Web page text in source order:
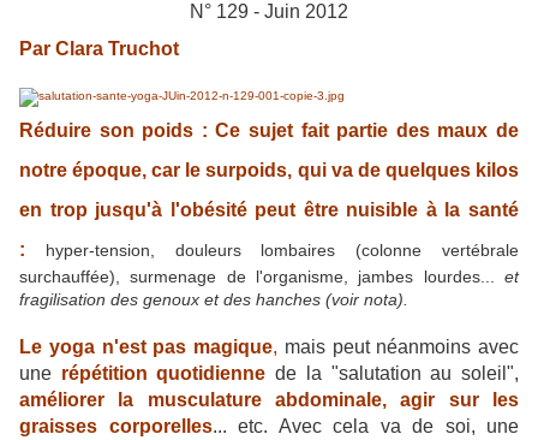
N° 129 - Juin 2012
Par Clara Truchot
Réduire son poids :Ce sujet fait partie des maux de
notre époque, car le surpoids, qui va de quelques kilos
en trop jusqu'à l'obésité peut être nuisible à la santé
:
hyper-tension, douleurs lombaires (colonne vertébrale
surchauffée), surmenage de l'organisme, jambes lourdes... et
fragilisation des genoux et des hanches (voir nota).
Le yoga n'est pas magique, mais peut néanmoins avec
une répétition quotidienne de la "salutation au soleil",
améliorer la musculature abdominale, agir sur les
graisses corporelles... etc. Avec cela va de soi, une